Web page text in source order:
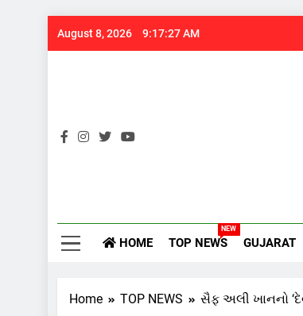
August 8, 2026 9:17:28 AM
HOME TOP NEWS
NEW
GUJARAT
Home TOP NEWS સૈફ અલી ખાનનો